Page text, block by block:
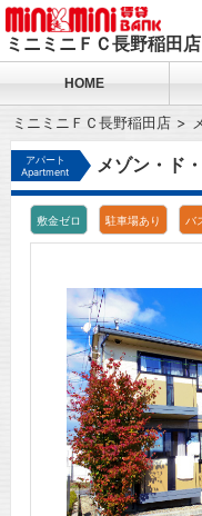
ミニミニＦＣ長野稲田店
HOME
ミニミニＦＣ長野稲田店
アパート
Apartment
メゾン・ド
敷金ゼロ 駐車場あり バ